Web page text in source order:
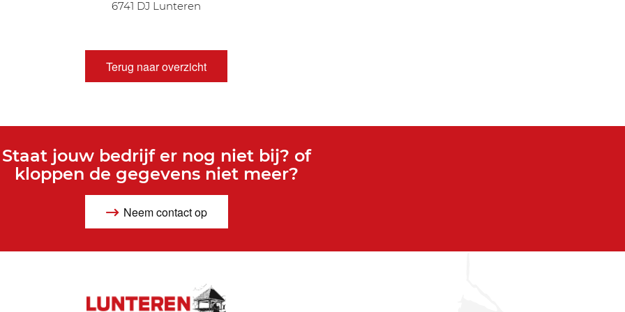
6741 DJ Lunteren
Terug naar overzicht
Staat jouw bedrijf er nog niet bij? of
kloppen de gegevens niet meer?
Neem contact op